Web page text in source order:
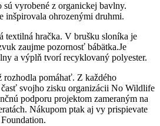
vyrobené z organickej bavlny.
inšpirovala ohrozenými druhmi.
textilná hračka. V brušku sloníka je
zaujme pozornosť bábätka.Je
a výplň tvorí recyklovaný polyester.
rozhodla pomáhať. Z každého
svojho zisku organizácii No Wildlife
podporu projektom zameraným na
Nákupom ptak aj vy prispievate